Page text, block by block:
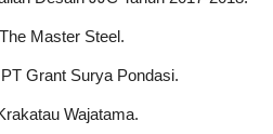
Master Steel.
Grant Surya Pondasi.
Wajatama.